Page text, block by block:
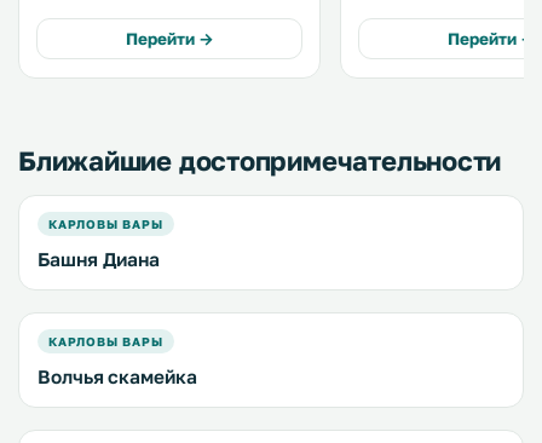
К услугам гостей Wi-Fi на всей
территории, номера, сауна, а
также разнообразные массажные
Перейти →
Мельничной колоннады. В
возможно размещение
домашними животными . В
Перейти →
Ближайшие достопримечательности
КАРЛОВЫ ВАРЫ
Башня Диана
КАРЛОВЫ ВАРЫ
Волчья скамейка